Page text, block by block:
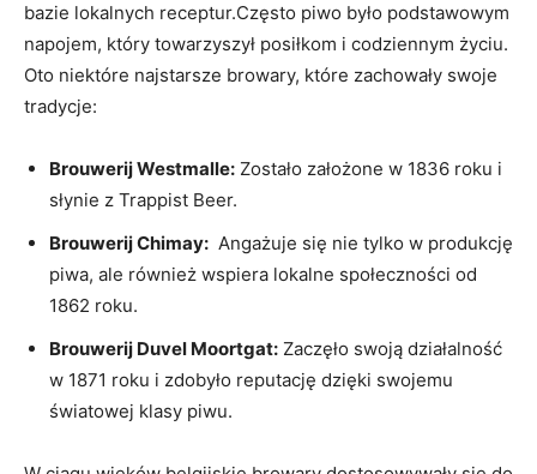
bazie lokalnych receptur.Często piwo było podstawowym⁤
napojem, który ⁣towarzyszył ⁣posiłkom​ i codziennym życiu.
Oto niektóre najstarsze browary, które zachowały swoje
tradycje:
Brouwerij⁣ Westmalle: Zostało założone w 1836 roku i
słynie ‍z Trappist Beer.
Brouwerij ‌Chimay: ‌ Angażuje się nie tylko ‌w produkcję
piwa, ​ale‍ również⁣ wspiera⁣ lokalne ⁢społeczności od
‍1862 roku.
Brouwerij‍ Duvel Moortgat: ​Zaczęło swoją działalność
w 1871 ⁢roku i⁢ zdobyło reputację⁤ dzięki swojemu
światowej⁣ klasy piwu.